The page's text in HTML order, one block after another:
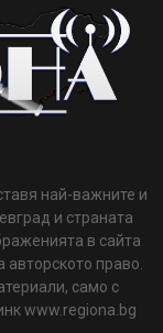
най-важните и
и страната
в сайта
авторското право.
само с
www.regiona.bg